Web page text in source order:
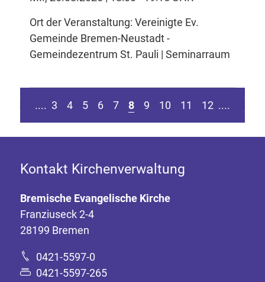
Ort der Veranstaltung: Vereinigte Ev.
Gemeinde Bremen-Neustadt -
Gemeindezentrum St. Pauli | Seminarraum
Seite springen
Zur vorherigen Seite
.... 3 4 5 6 7 8 9 10 11 12 ....
Kontakt Kirchenverwaltung
Bremische Evangelische Kirche
Franziuseck 2-4
28199 Bremen
0421-5597-0
0421-5597-265